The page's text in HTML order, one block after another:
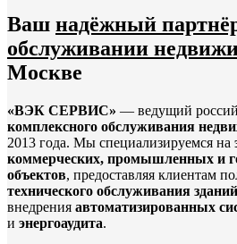
Ваш надёжный
обслуживании
Москве
«ВЭК СЕРВИС» — ведущий
комплексного обслуживания
2013 года. Мы специализируемся на
коммерческих, промышленных и
объектов, предоставляя клиентам
технического обслуживания
внедрения автоматизированных
и энергоаудита.